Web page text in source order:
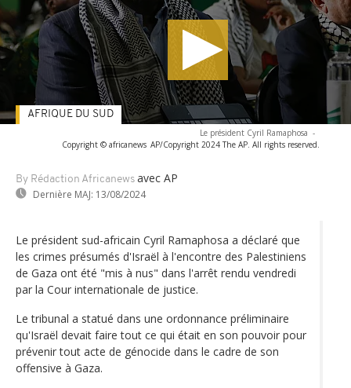
Le président Cyril Ramaphosa -
Copyright © africanews AP/Copyright 2024 The AP. All rights reserved.
By Rédaction Africanews avec AP
Dernière MAJ: 13/08/2024
AFRIQUE DU SUD
Le président sud-africain Cyril Ramaphosa a déclaré que
les crimes présumés d'Israël à l'encontre des Palestiniens
de Gaza ont été "mis à nus" dans l'arrêt rendu vendredi
par la Cour internationale de justice.
Le tribunal a statué dans une ordonnance préliminaire
qu'Israël devait faire tout ce qui était en son pouvoir pour
prévenir tout acte de génocide dans le cadre de son
offensive à Gaza.